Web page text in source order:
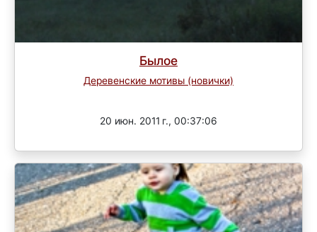
Былое
Деревенские мотивы (новички)
20 июн. 2011 г., 00:37:06